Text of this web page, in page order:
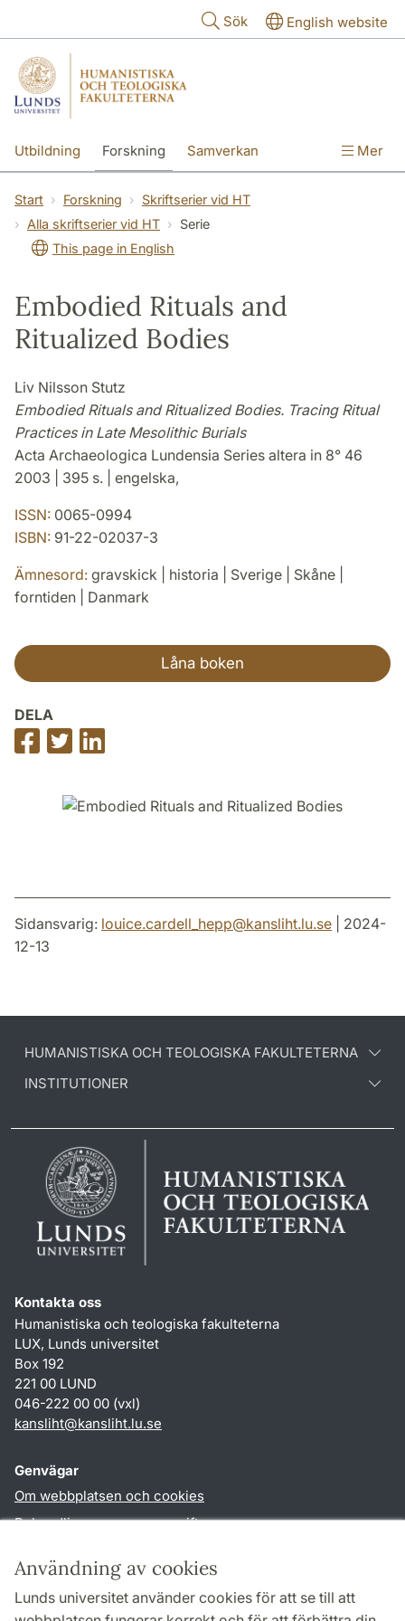
Användning av cookies
Lunds universitet använder cookies för att se till att
Sök English website
Utbildning Forskning Samverkan Mer
Start Forskning
Skriftserier vid HT
Alla skriftserier vid HT
Serie
This page in English
Embodied Rituals and
Ritualized Bodies
Liv Nilsson Stutz
Embodied Rituals and Ritualized Bodies. Tracing Ritual
Practices in Late Mesolithic Burials
Acta Archaeologica Lundensia Series altera in 8° 46
2003 | 395 s. | engelska,
ISSN: 0065-0994
ISBN: 91-22-02037-3
Ämnesord: gravskick | historia | Sverige | Skåne |
forntiden | Danmark
Låna boken
DELA
Dela
på
Dela
på
på
Sidansvarig: louice.cardell_hepp@kansliht.lu.se | 2024-
12-13
HUMANISTISKA OCH TEOLOGISKA FAKULTETERNA
INSTITUTIONER
Kontakta oss
Humanistiska och teologiska fakulteterna
LUX, Lunds universitet
Box 192
221 00 LUND
046-222 00 00 (vxl)
kansliht@kansliht.lu.se
Genvägar
Om webbplatsen och cookies
Behandling av personuppgifter
TYPO3-login